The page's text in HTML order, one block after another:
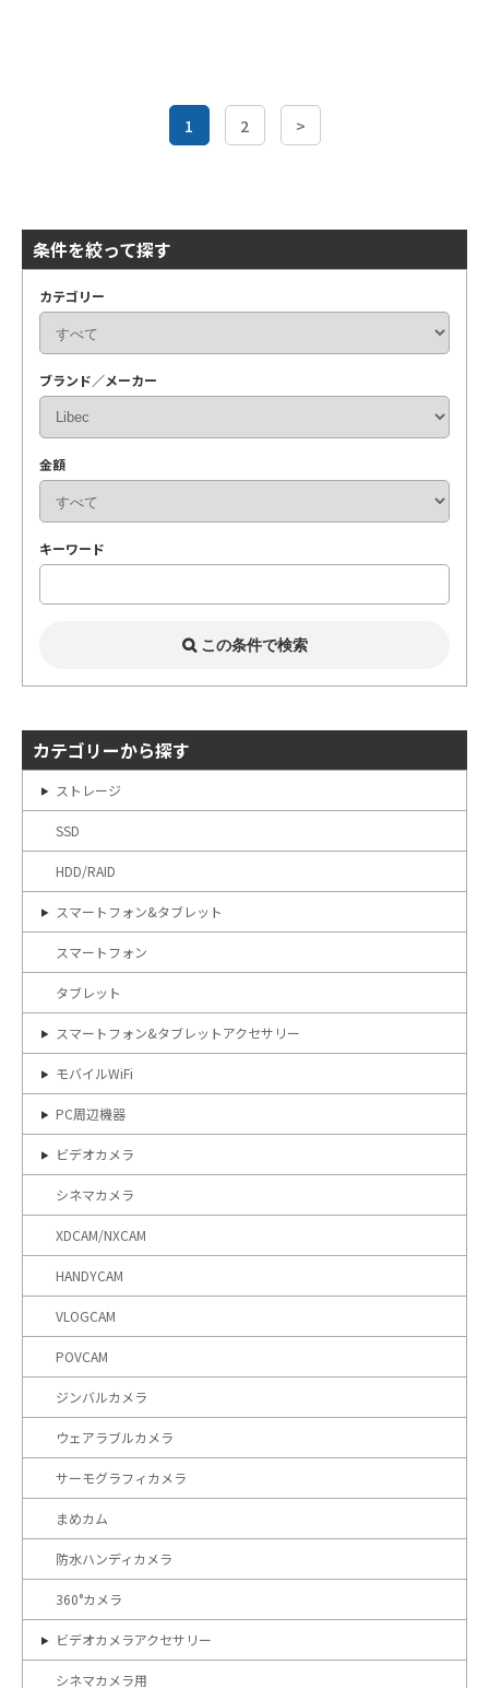
1 2 >
条件を絞って探す
カテゴリー
ブランド／メーカー
金額
キーワード
カテゴリーから探す
ストレージ
SSD
HDD/RAID
スマートフォン&タブレット
スマートフォン
タブレット
スマートフォン&タブレットアクセサリー
モバイルWiFi
PC周辺機器
ビデオカメラ
シネマカメラ
XDCAM/NXCAM
HANDYCAM
VLOGCAM
POVCAM
ジンバルカメラ
ウェアラブルカメラ
サーモグラフィカメラ
まめカム
防水ハンディカメラ
360°カメラ
ビデオカメラアクセサリー
シネマカメラ用